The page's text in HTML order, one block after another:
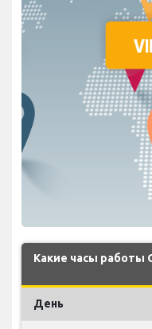
Какие часы работы
День